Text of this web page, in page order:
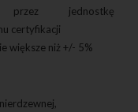
przez jednostkę
certyfikacji
większe niż +/- 5%